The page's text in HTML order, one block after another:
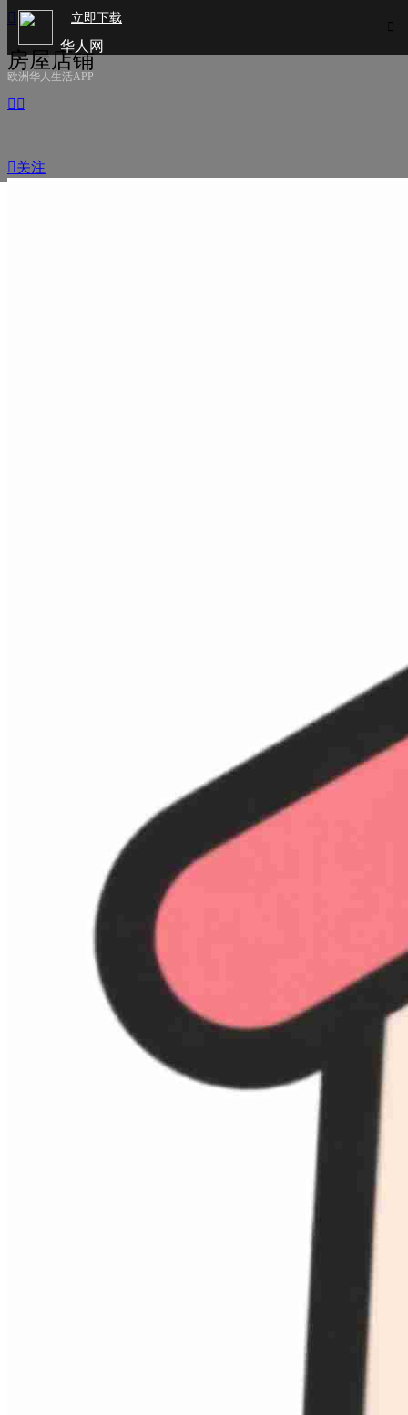

立即下载
华人网
欧洲华人生活APP
房屋店铺
 
 关注